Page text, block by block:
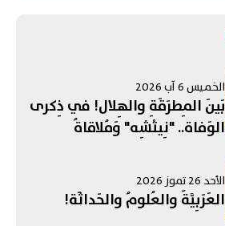
الخميس 6 آب 2026
بَينَ المِطرَقَةِ والهِلال! في ذِكرى
الوَفاة.. "نِيتْشِه" وَمُلاقاةُ
الأحد 26 تموز 2026
العَرَبِيَّةُ والعُلومُ والحَداثَة!